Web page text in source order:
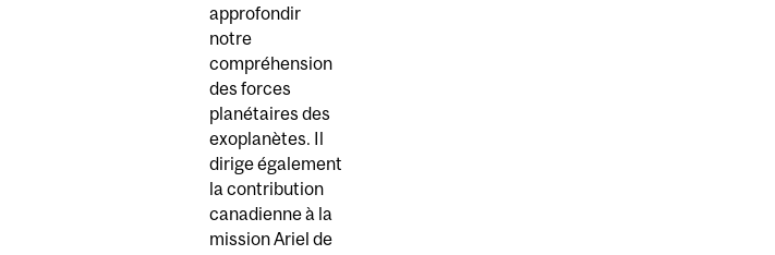
approfondir
notre
compréhension
des forces
planétaires des
exoplanètes. Il
dirige également
la contribution
canadienne à la
mission Ariel de